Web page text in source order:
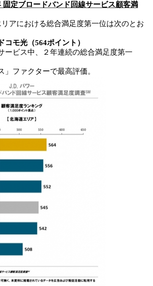
固定ブロードバンド回線サービス顧客満
アにおける総合満足度第一位は次のとお
ドコモ光 （564ポイント）
ービス中、２年連続の総合満足度第一
」ファクターで最高評価。